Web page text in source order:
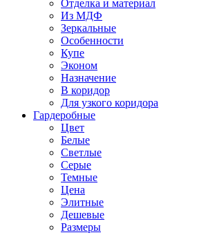
Отделка и материал
Из МДФ
Зеркальные
Особенности
Купе
Эконом
Назначение
В коридор
Для узкого коридора
Гардеробные
Цвет
Белые
Светлые
Серые
Темные
Цена
Элитные
Дешевые
Размеры